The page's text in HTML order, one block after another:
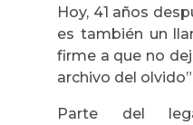
Hoy, 41 años
es también un
firme a que no
archivo del
Parte del